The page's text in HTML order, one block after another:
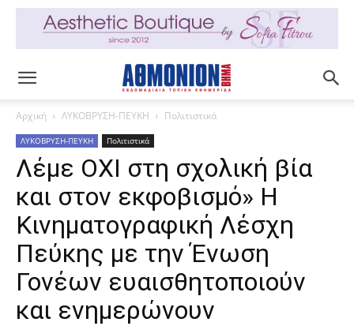
Αρχική ΛΥΚΟΒΡΥΣΗ-ΠΕΥΚΗ Πολιτιστικά
ΛΥΚΟΒΡΥΣΗ-ΠΕΥΚΗ Πολιτιστικά
Λέμε ΟΧΙ στη σχολική βία
και στον εκφοβισμό» Η
Κινηματογραφική Λέσχη
Πεύκης με την Ένωση
Γονέων ευαισθητοποιούν
και ενημερώνουν